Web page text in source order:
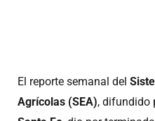
El reporte semanal del
Agrícolas (SEA), difundido